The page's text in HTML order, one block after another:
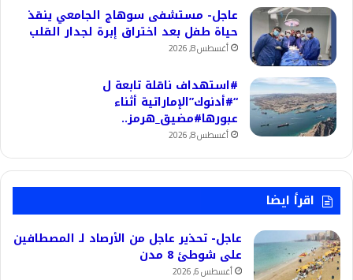
عاجل- مستشفى سوهاج الجامعي ينقذ
حياة طفل بعد اختراق إبرة لجدار القلب
أغسطس 8, 2026
#استهداف ناقلة تابعة ل
“#أدنوك”الإماراتية أثناء
عبورها#مضيق_هرمز..
أغسطس 8, 2026
اقرأ ايضا
عاجل- تحذير عاجل من الأرصاد لـ المصطافين
على شوطئ 8 مدن
أغسطس 6, 2026